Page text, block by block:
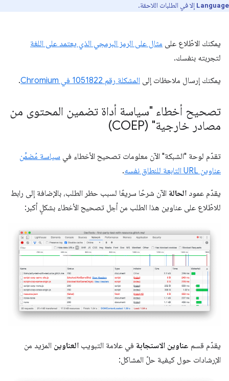
Language إلا في الطلبات اللاحقة.
يمكنك الاطّلاع على مثال على الرمز البرمجي الذي يعتمد على اللغة
لتجربته بنفسك.
يمكنك إرسال ملاحظات إلى المشكلة رقم ‎1051822 في Chromium .
تصحيح أخطاء "سياسة أداة تضمين المحتوى من
مصادر خارجية" (COEP)
تقدّم لوحة "الشبكة" الآن معلومات تصحيح الأخطاء في سياسة مُضمِّن
عناوين URL التابعة للنطاق نفسه
.
يقدّم عمود الحالة الآن شرحًا سريعًا لسبب حظر الطلب، بالإضافة إلى رابط
للاطّلاع على عناوين هذا الطلب من أجل تصحيح الأخطاء بشكلٍ أكبر:
يقدّم قسم عناوين الاستجابة في علامة التبويب العناوين المزيد من
الإرشادات حول كيفية حلّ المشاكل: